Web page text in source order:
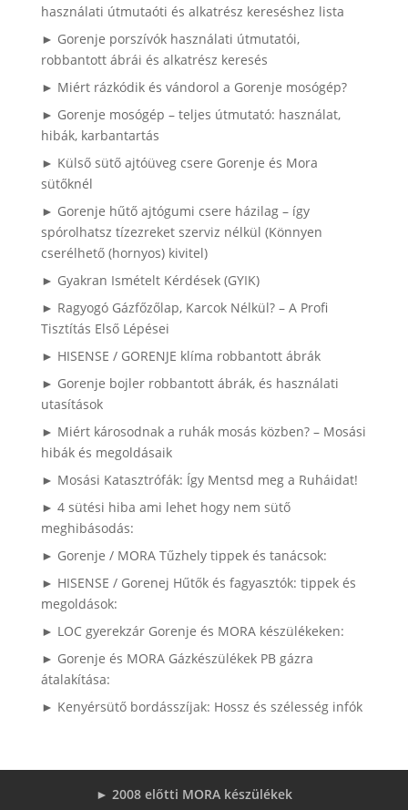
használati útmutaóti és alkatrész kereséshez lista
► Gorenje porszívók használati útmutatói,
robbantott ábrái és alkatrész keresés
► Miért rázkódik és vándorol a Gorenje mosógép?
► Gorenje mosógép – teljes útmutató: használat,
hibák, karbantartás
► Külső sütő ajtóüveg csere Gorenje és Mora
sütőknél
► Gorenje hűtő ajtógumi csere házilag – így
spórolhatsz tízezreket szerviz nélkül (Könnyen
cserélhető (hornyos) kivitel)
► Gyakran Ismételt Kérdések (GYIK)
► Ragyogó Gázfőzőlap, Karcok Nélkül? – A Profi
Tisztítás Első Lépései
► HISENSE / GORENJE klíma robbantott ábrák
► Gorenje bojler robbantott ábrák, és használati
utasítások
► Miért károsodnak a ruhák mosás közben? – Mosási
hibák és megoldásaik
► Mosási Katasztrófák: Így Mentsd meg a Ruháidat!
► 4 sütési hiba ami lehet hogy nem sütő
meghibásodás:
► Gorenje / MORA Tűzhely tippek és tanácsok:
► HISENSE / Gorenej Hűtők és fagyasztók: tippek és
megoldások:
► LOC gyerekzár Gorenje és MORA készülékeken:
► Gorenje és MORA Gázkészülékek PB gázra
átalakítása:
► Kenyérsütő bordásszíjak: Hossz és szélesség infók
► 2008 előtti MORA készülékek